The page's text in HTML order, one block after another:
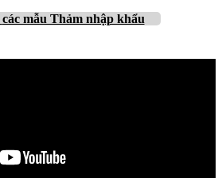
các mẫu Thảm nhập khẩu